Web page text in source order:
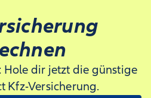
Hole dir jetzt die günstige
Kfz-Versicherung.